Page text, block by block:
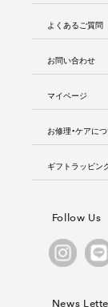
よくあるご質問
お問い合わせ
マイページ
お修理・ケアに
ギフトラッピン
Follow Us
News